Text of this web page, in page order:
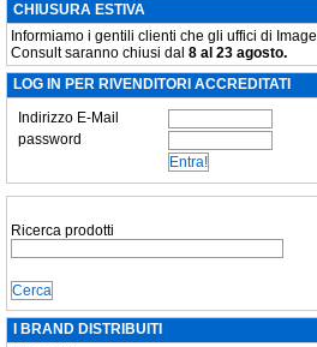
CHIUSURA ESTIVA
Informiamo i gentili clienti che gli uffici di Image
Consult saranno chiusi dal 8 al 23 agosto.
LOG IN PER RIVENDITORI ACCREDITATI
Indirizzo E-Mail
password
Ricerca prodotti
I BRAND DISTRIBUITI